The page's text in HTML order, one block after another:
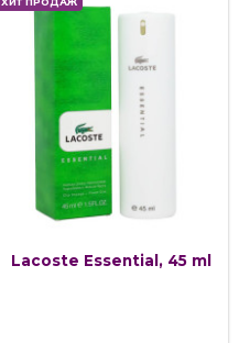
Lacoste Essential, 45 ml